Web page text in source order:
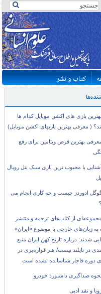
کتاب و نشر
بهترین بازی های اکشن موبایل کدام ها
( معرفی بهترین بازیهای اکشن موبایل)
معرفی بهترین قرص ویتامین برای رفع
با محبوب ترین بازی سبک بتل رویال
ادوردز چیست و چه کاری انجام می
مجموعه‌ای از کتاب‌های ترجمه و منتشر
زبان‌های خارجی با موضوع «ایران»
شدند: درباره تاریخ کهن ایران منبع
در تایلند نیست/ هنر قواره‌بری در
دوره قاجار شناسانده نشده است
نحوه صداگیری داشبورد خودرو
و نقد ادبی